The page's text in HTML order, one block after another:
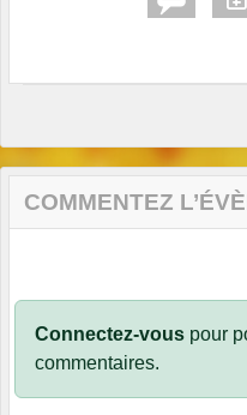
COMMENTEZ
Connectez-vous pour
commentaires.